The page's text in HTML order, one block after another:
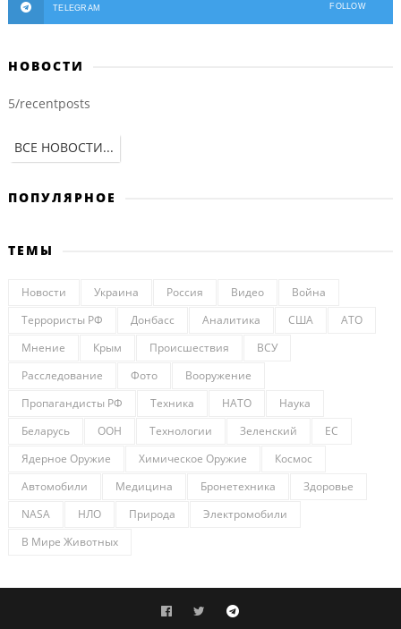
TELEGRAM FOLLOW
НОВОСТИ
5/recentposts
ВСЕ НОВОСТИ...
ПОПУЛЯРНОЕ
ТЕМЫ
Новости Украина Россия Видео
Война
Террористы РФ
Донбасс Аналитика США
АТО
Мнение
Крым Происшествия
ВСУ
Расследование
Фото
Вооружение
Пропагандисты РФ
Техника НАТО
Наука
Беларусь
ООН Технологии Зеленский
ЕС
Ядерное Оружие
Химическое Оружие
Космос
Автомобили
Медицина Бронетехника
Здоровье
NASA
НЛО Природа
Электромобили
В Мире Животных